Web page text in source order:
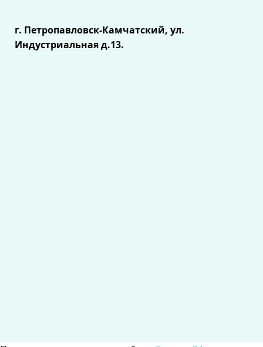
г. Петропавловск-Камчатский, ул.
Индустриальная д.13.